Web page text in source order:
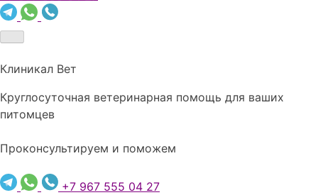
Клиникал Вет
Круглосуточная ветеринарная помощь для ваших
питомцев
Проконсультируем и поможем
+7 967 555 04 27